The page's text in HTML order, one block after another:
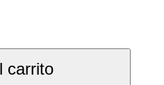
carrito